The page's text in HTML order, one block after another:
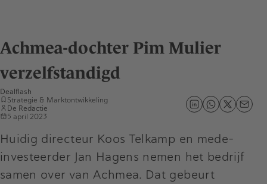
Achmea-dochter Pim Mulier
verzelfstandigd
Dealflash
Strategie & Marktontwikkeling
De Redactie
5 april 2023
Huidig directeur Koos Telkamp en mede-
investeerder Jan Hagens nemen het bedrijf
samen over van Achmea. Dat gebeurt